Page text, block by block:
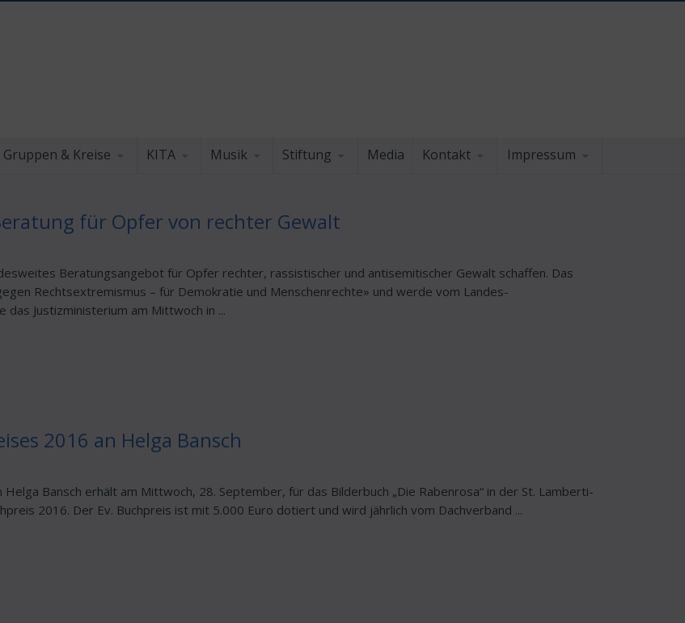
Gruppen & Kreise KITA Musik Stiftung Media Kontakt Impressum
für Opfer von rechter Gewalt
Beratungsangebot für Opfer rechter, rassistischer und antisemitischer Gewalt schaffen. Das
Rechtsextremismus – für Demokratie und Menschenrechte» und werde vom Landes-
Justizministerium am Mittwoch in ...
2016 an Helga Bansch
Bansch erhält am Mittwoch, 28. September, für das Bilderbuch „Die Rabenrosa“ in der St. Lamberti-
2016. Der Ev. Buchpreis ist mit 5.000 Euro dotiert und wird jährlich vom Dachverband ...